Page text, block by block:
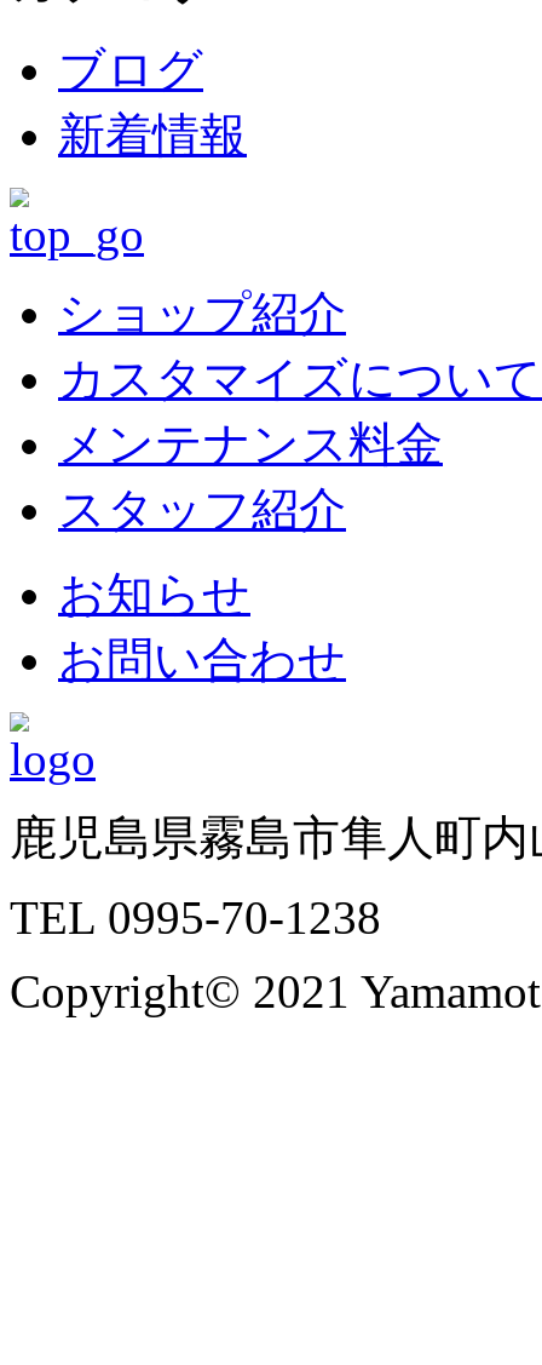
ブログ
新着情報
ショップ紹介
カスタマイズについて
メンテナンス料金
スタッフ紹介
お知らせ
お問い合わせ
鹿児島県霧島市隼人町
TEL 0995-70-1238
Copyright© 2021